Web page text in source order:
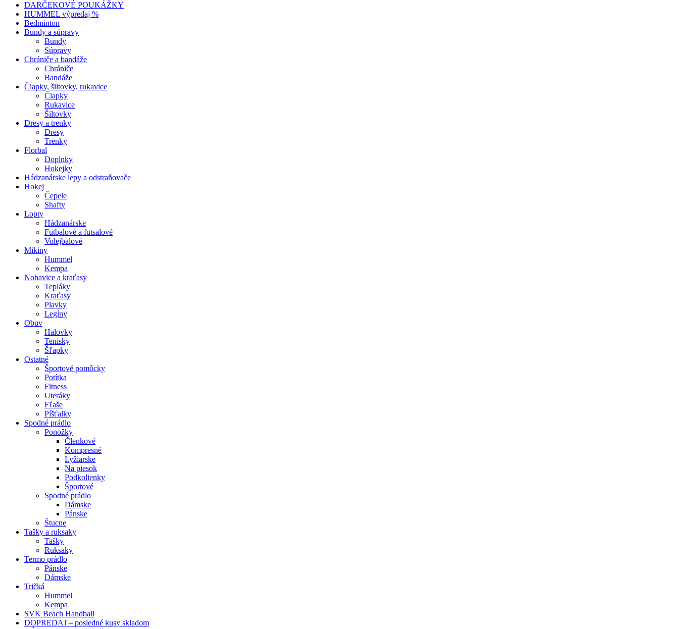
DARČEKOVÉ POUKÁŽKY
HUMMEL výpredaj %
Bedminton
Bundy a súpravy
Bundy
Súpravy
Chrániče a bandáže
Chrániče
Bandáže
Čiapky, šiltovky, rukavice
Čiapky
Rukavice
Šiltovky
Dresy a trenky
Dresy
Trenky
Florbal
Doplnky
Hokejky
Hádzanárske lepy a odstraňovače
Hokej
Čepele
Shafty
Lopty
Hádzanárske
Futbalové a futsalové
Volejbalové
Mikiny
Hummel
Kempa
Nohavice a kraťasy
Tepláky
Kraťasy
Plavky
Legíny
Obuv
Halovky
Tenisky
Šľapky
Ostatné
Športové pomôcky
Potítka
Fitness
Uteráky
Fľaše
Píšťalky
Spodné prádlo
Ponožky
Členkové
Kompresné
Lyžiarske
Na piesok
Podkolienky
Športové
Spodné prádlo
Dámske
Pánske
Štucne
Tašky a ruksaky
Tašky
Ruksaky
Termo prádlo
Pánske
Dámske
Tričká
Hummel
Kempa
SVK Beach Handball
DOPREDAJ – posledné kusy skladom